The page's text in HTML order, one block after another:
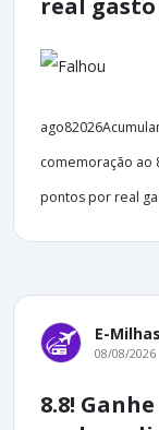
real
comemoração ao
pontos por real
E-Milhas
08/08/2026
8.8!